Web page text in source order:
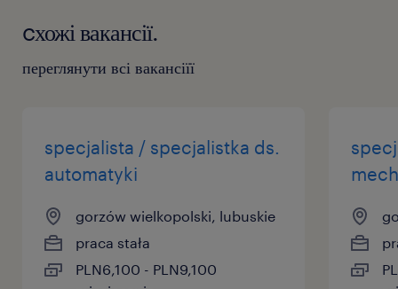
cхожі вакансії.
переглянути всі вакансіїї
specjalista / specjalistka ds.
automatyki
gorzów wielkopolski, lubuskie
praca stała
PLN6,100 - PLN9,100